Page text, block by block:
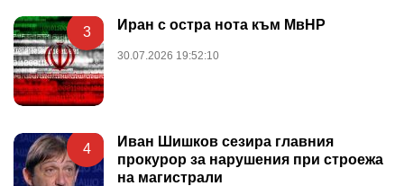
3 Иран с остра нота към МвНР
30.07.2026 19:52:10
4
Иван Шишков сезира главния
прокурор за нарушения при строежа
на магистрали